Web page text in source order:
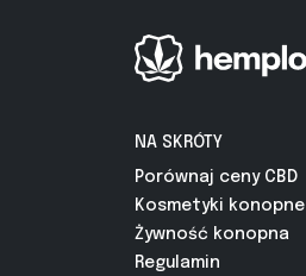
NA SKRÓTY
Porównaj ceny CBD
Kosmetyki konopne
Żywność konopna
Regulamin